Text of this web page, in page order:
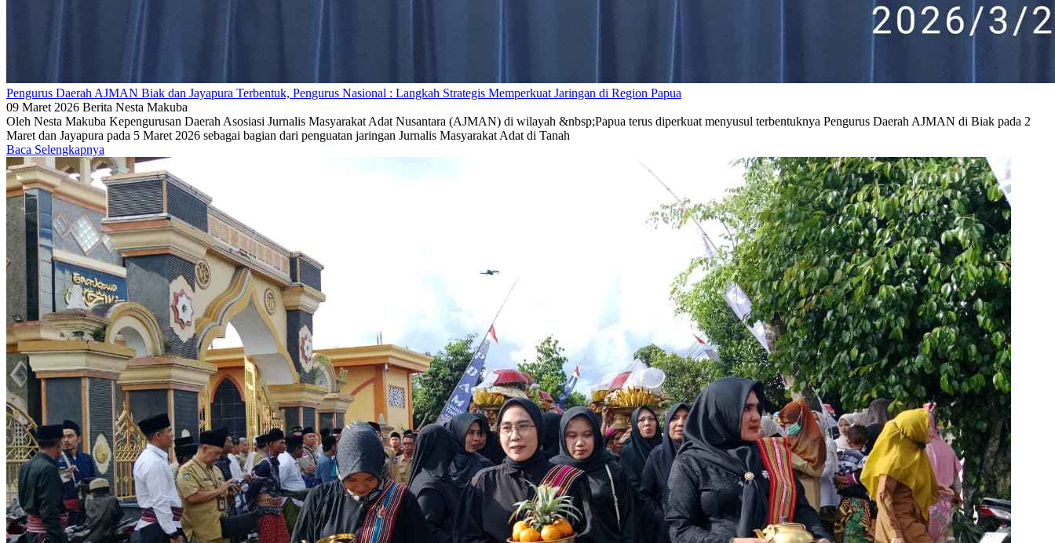
Pengurus Daerah AJMAN Biak dan Jayapura Terbentuk, Pengurus Nasional : Langkah Strategis Memperkuat Jaringan di Region Papua
09 Maret 2026 Berita Nesta Makuba
Oleh Nesta Makuba Kepengurusan Daerah Asosiasi Jurnalis Masyarakat Adat Nusantara (AJMAN) di wilayah &nbsp;Papua terus diperkuat menyusul terbentuknya Pengurus Daerah AJMAN di Biak pada 2
Maret dan Jayapura pada 5 Maret 2026 sebagai bagian dari penguatan jaringan Jurnalis Masyarakat Adat di Tanah
Baca Selengkapnya